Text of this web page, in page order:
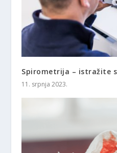
Spirometrija – istražite
11. srpnja 2023.